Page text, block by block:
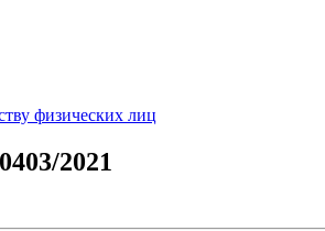
физических лиц
2021